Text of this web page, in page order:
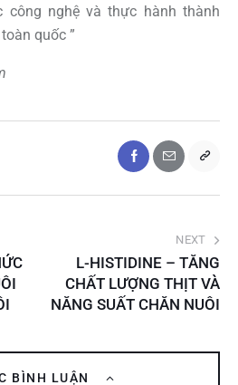
công nghệ và thực hành thành
quốc ”
NEXT
L-HISTIDINE – TĂNG
CHẤT LƯỢNG THỊT VÀ
NĂNG SUẤT CHĂN NUÔI
BÌNH LUẬN